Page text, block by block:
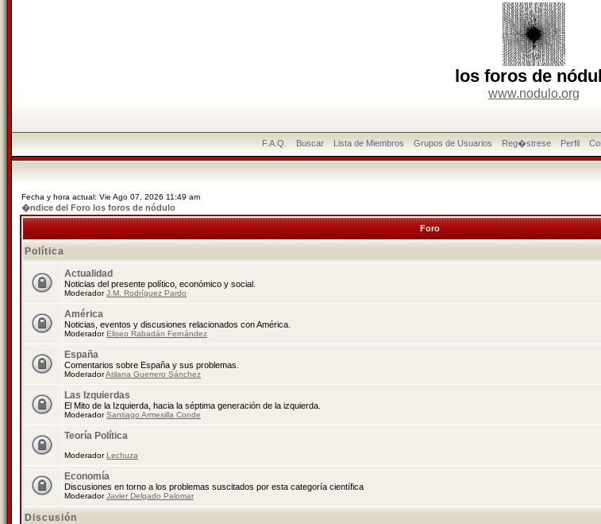
los foros de
www.nodulo.org
F.A.Q. Buscar Lista de Miembros Grupos de Usuarios Reg�strese Perfil
Fecha y hora actual: Vie Ago 07, 2026 11:49 am
�ndice del Foro los foros de nódulo
Foro
Política
Actualidad
Noticias del presente político, económico y social.
ModeradorJ.M. Rodríguez Pardo
América
Noticias, eventos y discusiones relacionados con América.
ModeradorEliseo Rabadán Fernández
España
Comentarios sobre España y sus problemas.
ModeradorAtilana Guerrero Sánchez
Las Izquierdas
El Mito de la Izquierda, hacia la séptima generación de la izquierda.
ModeradorSantiago Armesilla Conde
Teoría Política
ModeradorLechuza
Economía
Discusiones en torno a los problemas suscitados por esta categoría científica
ModeradorJavier Delgado Palomar
Discusión